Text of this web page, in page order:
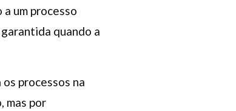
um processo
quando a
processos na
mas por